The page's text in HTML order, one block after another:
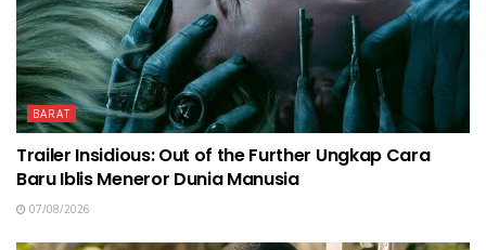
BARAT
Trailer Insidious: Out of the Further Ungkap Cara
Baru Iblis Meneror Dunia Manusia
07/08/2026